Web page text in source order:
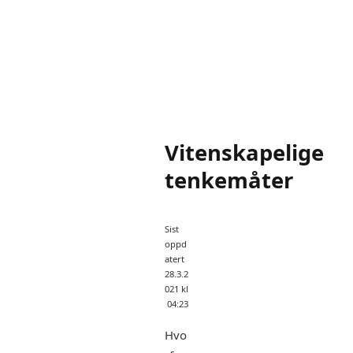
Vitenskapelige
tenkemåter
Sist
oppd
atert
28.3.2
021 kl
04:23
Hvo